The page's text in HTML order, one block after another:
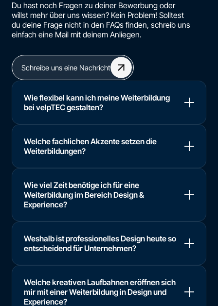
Du hast noch Fragen zu deiner Bewerbung oder
willst mehr über uns wissen? Kein Problem! Solltest
du deine Frage nicht in den FAQs finden, schreib uns
einfach eine Mail mit deinem Anliegen.
Schreibe uns eine Nachricht
Wie flexibel kann ich meine Weiterbildung
bei velpTEC gestalten?
Welche fachlichen Akzente setzen die
Weiterbildungen?
Wie viel Zeit benötige ich für eine
Weiterbildung im Bereich Design &
Experience?
Weshalb ist professionelles Design heute so
entscheidend für Unternehmen?
Welche kreativen Laufbahnen eröffnen sich
mir mit einer Weiterbildung in Design und
Experience?